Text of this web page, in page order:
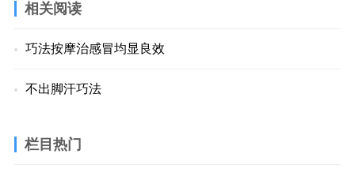
相关阅读
巧法按摩治感冒均显良效
不出脚汗巧法
栏目热门